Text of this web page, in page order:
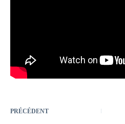
PRÉCÉDENT